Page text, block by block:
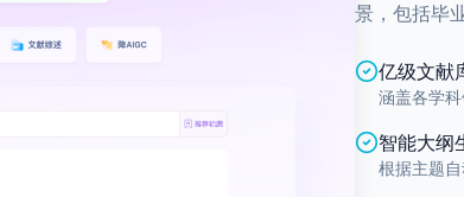
景，包括毕
亿级文献
涵盖各学
智能大纲
根据主题